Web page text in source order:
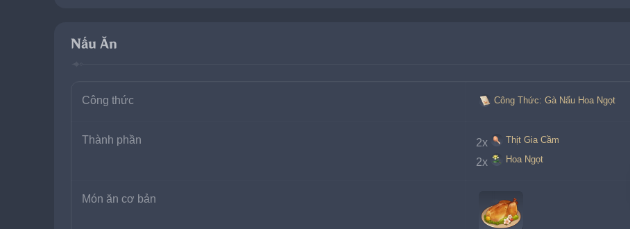
Nấu Ăn
Công thức Công Thức: Gà Nấu Hoa Ngọt
Thành phần 2x Thịt Gia Cầm
2x Hoa Ngọt
Món ăn cơ bản